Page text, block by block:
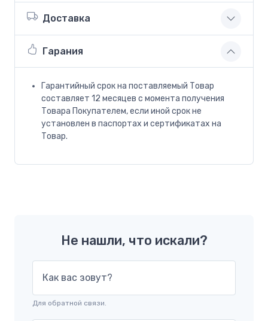
Доставка
Гарания
Гарантийный срок на поставляемый Товар
составляет 12 месяцев с момента получения
Товара Покупателем, если иной срок не
установлен в паспортах и сертификатах на
Товар.
Не нашли, что искали?
Как вас зовут?
Для обратной связи.